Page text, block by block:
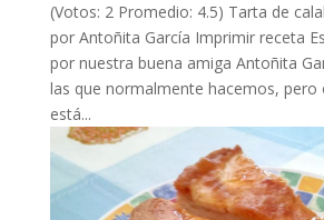
(Votos: 2 Promedio: 4.5) Tarta de
por Antoñita García Imprimir receta
por nuestra buena amiga Antoñita
las que normalmente hacemos, pero
está...